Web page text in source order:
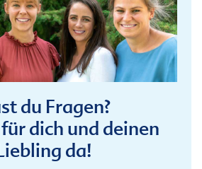
du Fragen?
dich und deinen
da!